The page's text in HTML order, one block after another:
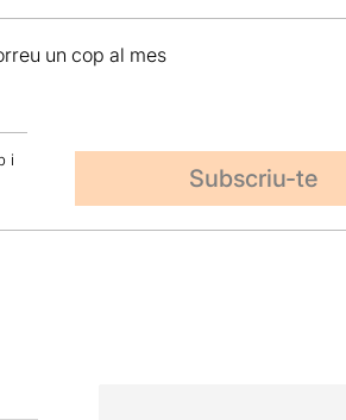
un cop al mes
i